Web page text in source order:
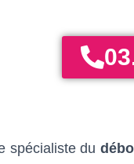
spécialiste du